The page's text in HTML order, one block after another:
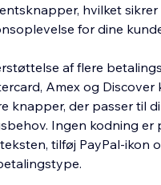
hvilket
for dine
af flere
Amex og Discover
knapper, der passer til
Ingen kodning
tilføj PayPal-ikon